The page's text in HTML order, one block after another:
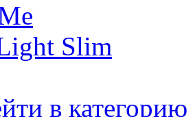
Slim
в категорию